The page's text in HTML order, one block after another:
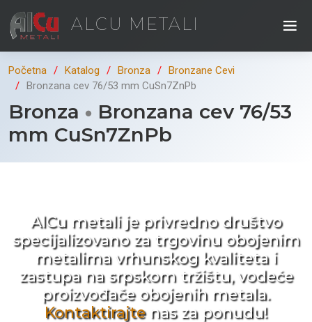
ALCU METALI
Početna Katalog Bronza
Bronzane Cevi
Bronzana cev 76/53 mm CuSn7ZnPb
Bronza
Bronzana cev 76/53
mm CuSn7ZnPb
AlCu metali je privredno društvo
specijalizovano za trgovinu obojenim
metalima vrhunskog kvaliteta i
zastupa na srpskom tržištu, vodeće
proizvođače obojenih metala.
Kontaktirajtenas za ponudu!